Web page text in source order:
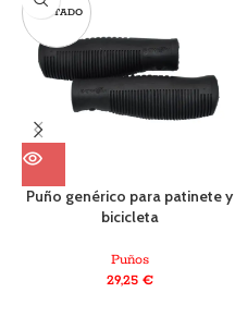
AGOTADO
Puño genérico para patinete y
bicicleta
Puños
29,25 €